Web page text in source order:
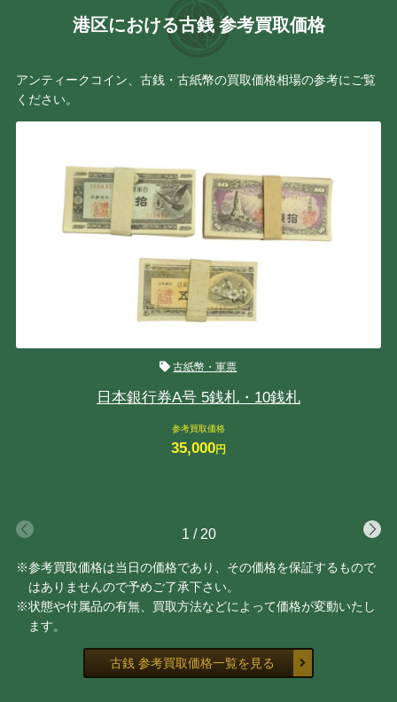
港区における古銭 参考買取価格
アンティークコイン、古銭・古紙幣の買取価格相場の参考にご覧
ください。
古紙幣・軍票
日本銀行券A号 5銭札・10銭札
参考買取価格
35,000円
1 / 20
※参考買取価格は当日の価格であり、その価格を保証するもので
はありませんので予めご了承下さい。
※状態や付属品の有無、買取方法などによって価格が変動いたし
ます。
古銭 参考買取価格一覧を見る